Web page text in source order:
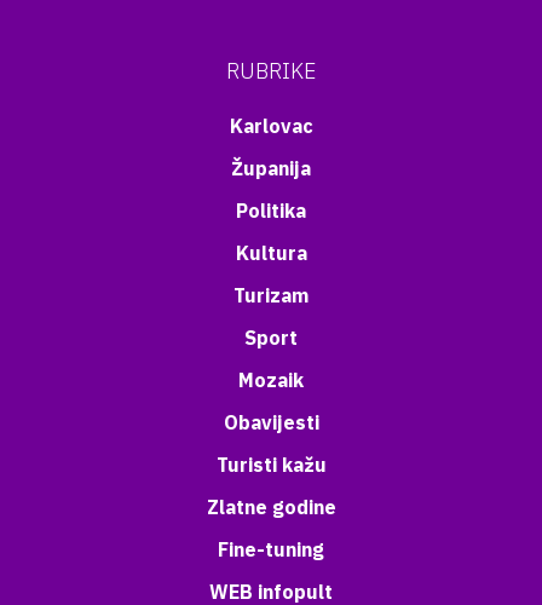
RUBRIKE
Karlovac
Županija
Politika
Kultura
Turizam
Sport
Mozaik
Obavijesti
Turisti kažu
Zlatne godine
Fine-tuning
WEB infopult